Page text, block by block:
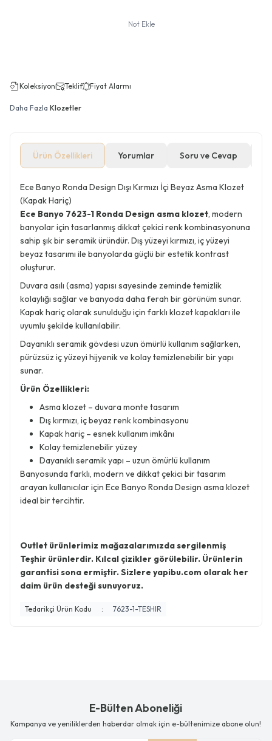
Not Ekle
Koleksiyon Teklif Fiyat Alarmı
Daha Fazla Klozetler
Ürün Özellikleri Yorumlar Soru ve Cevap
Ece Banyo Ronda Design Dışı Kırmızı İçi Beyaz Asma Klozet
(Kapak Hariç)
Ece Banyo 7623-1 Ronda Design asma klozet, modern
banyolar için tasarlanmış dikkat çekici renk kombinasyonuna
sahip şık bir seramik üründür. Dış yüzeyi kırmızı, iç yüzeyi
beyaz tasarımı ile banyolarda güçlü bir estetik kontrast
oluşturur.
Duvara asılı (asma) yapısı sayesinde zeminde temizlik
kolaylığı sağlar ve banyoda daha ferah bir görünüm sunar.
Kapak hariç olarak sunulduğu için farklı klozet kapakları ile
uyumlu şekilde kullanılabilir.
Dayanıklı seramik gövdesi uzun ömürlü kullanım sağlarken,
pürüzsüz iç yüzeyi hijyenik ve kolay temizlenebilir bir yapı
sunar.
Ürün Özellikleri:
Asma klozet – duvara monte tasarım
Dış kırmızı, iç beyaz renk kombinasyonu
Kapak hariç – esnek kullanım imkânı
Kolay temizlenebilir yüzey
Dayanıklı seramik yapı – uzun ömürlü kullanım
Banyosunda farklı, modern ve dikkat çekici bir tasarım
arayan kullanıcılar için Ece Banyo Ronda Design asma klozet
ideal bir tercihtir.
Outlet ürünlerimiz mağazalarımızda sergilenmiş
Teşhir ürünlerdir. Kılcal çizikler görülebilir. Ürünlerin
garantisi sona ermiştir. Sizlere yapibu.com olarak her
daim ürün desteği sunuyoruz.
Tedarikçi Ürün Kodu : 7623-1-TESHIR
E-Bülten Aboneliği
Kampanya ve yeniliklerden haberdar olmak için e-bültenimize abone olun!